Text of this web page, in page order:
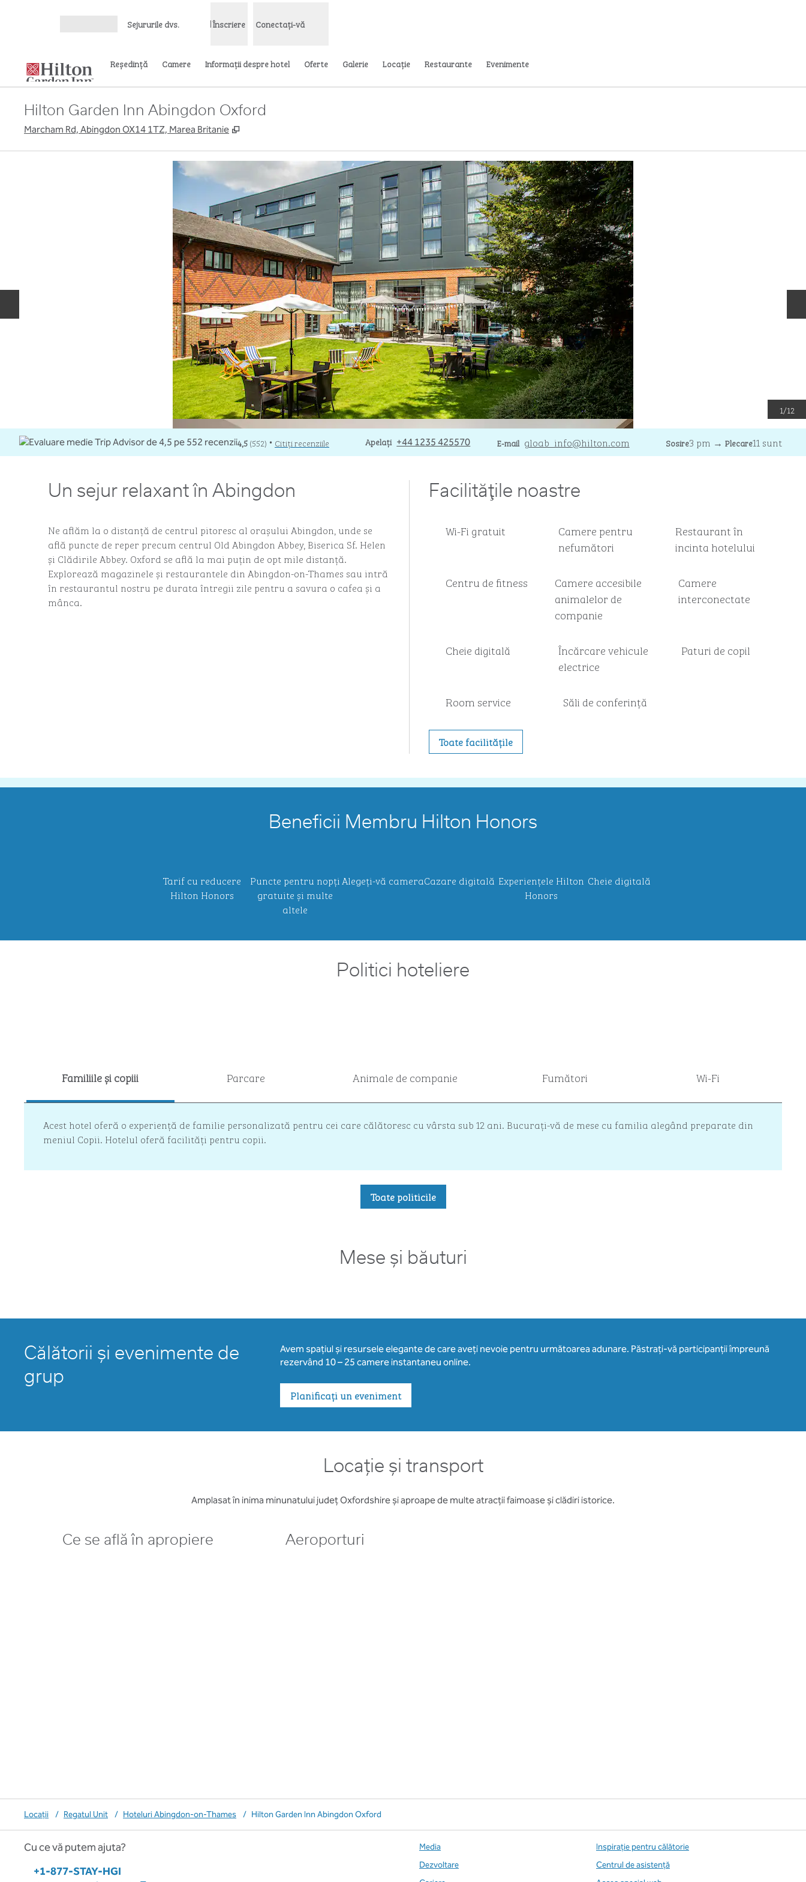
Sejururile dvs. Înscriere Conectați-vă
Reşedinţă Camere Informații despre hotel Oferte Galerie Locaţie Restaurante Evenimente
Hilton Garden Inn Abingdon Oxford
Marcham Rd, Abingdon OX14 1TZ, Marea Britanie ,
1/12
4,5(552) • Citiți recenziile Apelați
Apelare+44 1235 425570 E-mail
Email gloab_info@hilton.com Sosire3 pm → Plecare11 sunt
Un sejur relaxant în Abingdon
Ne aflăm la o distanță de centrul pitoresc al orașului Abingdon, unde se
află puncte de reper precum centrul Old Abingdon Abbey, Biserica Sf. Helen
și Clădirile Abbey. Oxford se află la mai puțin de opt mile distanță.
Explorează magazinele și restaurantele din Abingdon-on-Thames sau intră
în restaurantul nostru pe durata întregii zile pentru a savura o cafea și a
mânca.
Facilităţile noastre
Wi-Fi gratuit
Camere pentru
nefumători
Restaurant în
incinta hotelului
Centru de fitness
Camere accesibile
animalelor de
companie
Camere
interconectate
Cheie digitală
Încărcare vehicule
electrice
Paturi de copil
Room service Săli de conferință
Toate facilitățile
Beneficii Membru Hilton Honors
Tarif cu reducere
Hilton Honors
Puncte pentru nopți
gratuite și multe
altele
Alegeți-vă cameraCazare digitală Experiențele Hilton
Honors
Cheie digitală
Politici hoteliere
Familiile și copiii Parcare Animale de companie Fumători Wi-Fi
Acest hotel oferă o experiență de familie personalizată pentru cei care călătoresc cu vârsta sub 12 ani. Bucurați-vă de mese cu familia alegând preparate din
meniul Copii. Hotelul oferă facilități pentru copii.
Toate politicile
Mese și băuturi
Călătorii și evenimente de
grup
Avem spațiul și resursele elegante de care aveți nevoie pentru următoarea adunare. Păstrați-vă participanții împreună
rezervând 10 – 25 camere instantaneu online.
Planificați un eveniment
Locație și transport
Amplasat în inima minunatului județ Oxfordshire și aproape de multe atracții faimoase și clădiri istorice.
Ce se află în apropiere Aeroporturi
Locații / Regatul Unit / Hoteluri Abingdon-on-Thames / Hilton Garden Inn Abingdon Oxford
Cu ce vă putem ajuta?
Telefon:
+1-877-STAY-HGI
Media
Dezvoltare
Inspirație pentru călătorie
Centrul de asistență